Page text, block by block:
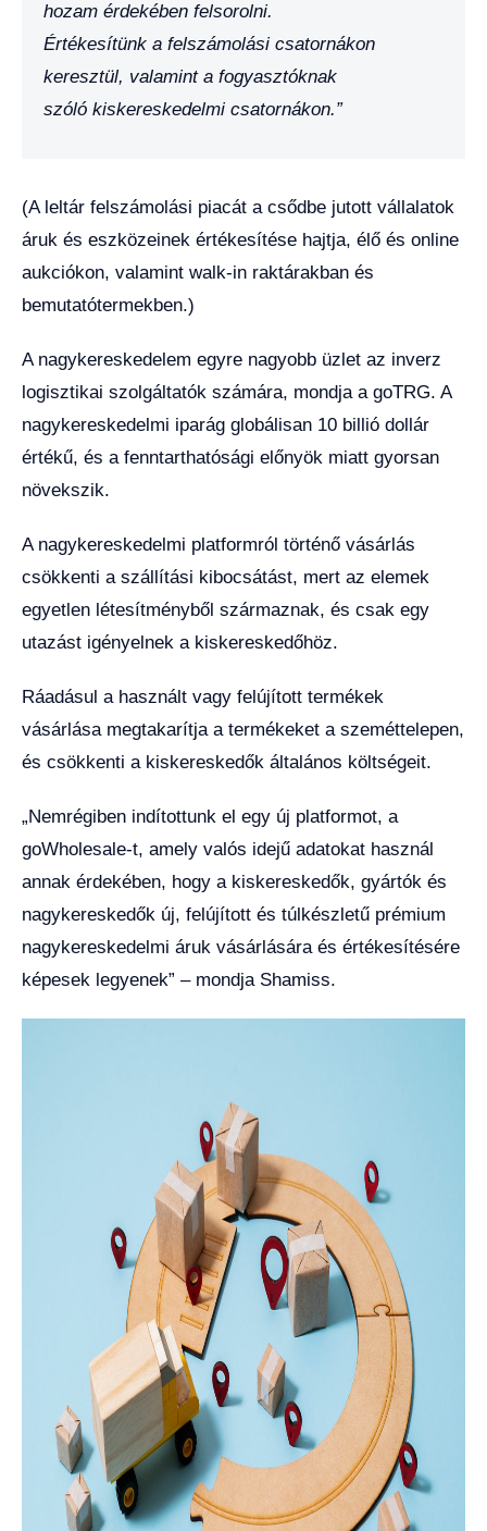
hozam érdekében felsorolni.
Értékesítünk a felszámolási csatornákon
keresztül, valamint a fogyasztóknak
szóló kiskereskedelmi csatornákon.”
(A leltár felszámolási piacát a csődbe jutott vállalatok
áruk és eszközeinek értékesítése hajtja, élő és online
aukciókon, valamint walk-in raktárakban és
bemutatótermekben.)
A nagykereskedelem egyre nagyobb üzlet az inverz
logisztikai szolgáltatók számára, mondja a goTRG. A
nagykereskedelmi iparág globálisan 10 billió dollár
értékű, és a fenntarthatósági előnyök miatt gyorsan
növekszik.
A nagykereskedelmi platformról történő vásárlás
csökkenti a szállítási kibocsátást, mert az elemek
egyetlen létesítményből származnak, és csak egy
utazást igényelnek a kiskereskedőhöz.
Ráadásul a használt vagy felújított termékek
vásárlása megtakarítja a termékeket a szeméttelepen,
és csökkenti a kiskereskedők általános költségeit.
„Nemrégiben indítottunk el egy új platformot, a
goWholesale-t, amely valós idejű adatokat használ
annak érdekében, hogy a kiskereskedők, gyártók és
nagykereskedők új, felújított és túlkészletű prémium
nagykereskedelmi áruk vásárlására és értékesítésére
képesek legyenek” – mondja Shamiss.